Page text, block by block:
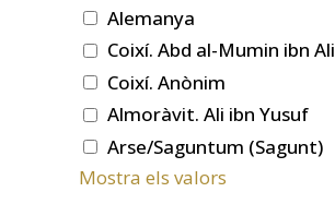
Alemanya
Coixí. Abd al-Mumin ibn Ali
Coixí. Anònim
Almoràvit. Ali ibn Yusuf
Arse/Saguntum (Sagunt)
Mostra els valors